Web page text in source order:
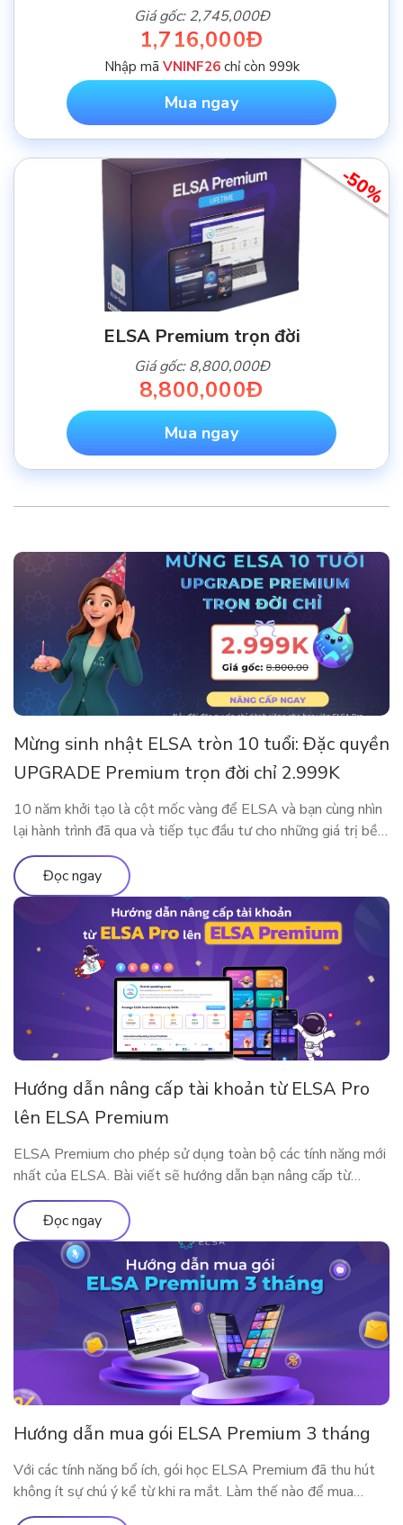
Giá gốc: 2,745,000Đ
1,716,000Đ
Nhập mã VNINF26chỉ còn 999k
Mua ngay
-50%
ELSA Premium trọn đời
Giá gốc: 8,800,000Đ
8,800,000Đ
Mua ngay
Mừng sinh nhật ELSA tròn 10 tuổi: Đặc quyền
UPGRADE Premium trọn đời chỉ 2.999K
10 năm khởi tạo là cột mốc vàng để ELSA và bạn cùng nhìn
lại hành trình đã qua và tiếp tục đầu tư cho những giá trị bền
vững. Nhân dịp kỷ niệm sinh nhật thập kỷ rực rỡ, ELSA
Speak mang đến đặc quyền nâng cấp lớn nhất từ trước đến
nay, dành […]
Đọc ngay
Hướng dẫn nâng cấp tài khoản từ ELSA Pro
lên ELSA Premium
ELSA Premium cho phép sử dụng toàn bộ các tính năng mới
nhất của ELSA. Bài viết sẽ hướng dẫn bạn nâng cấp từ
ELSA Pro lên ELSA Premium nhé!
Đọc ngay
Hướng dẫn mua gói ELSA Premium 3 tháng
Với các tính năng bổ ích, gói học ELSA Premium đã thu hút
không ít sự chú ý kể từ khi ra mắt. Làm thế nào để mua
ELSA Premium 3 tháng?